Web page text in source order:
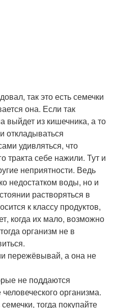
так это есть семечки
она. Если так
выйдет из кишечника, а то
откладываться
удивляться, что
тракта себе нажили. Тут и
неприятности. Ведь
недостатком воды, но и
растворяться в
к классу продуктов,
когда их мало, возможно
организм не в
пережёвывай, а она не
не поддаются
организма.
тогда покупайте